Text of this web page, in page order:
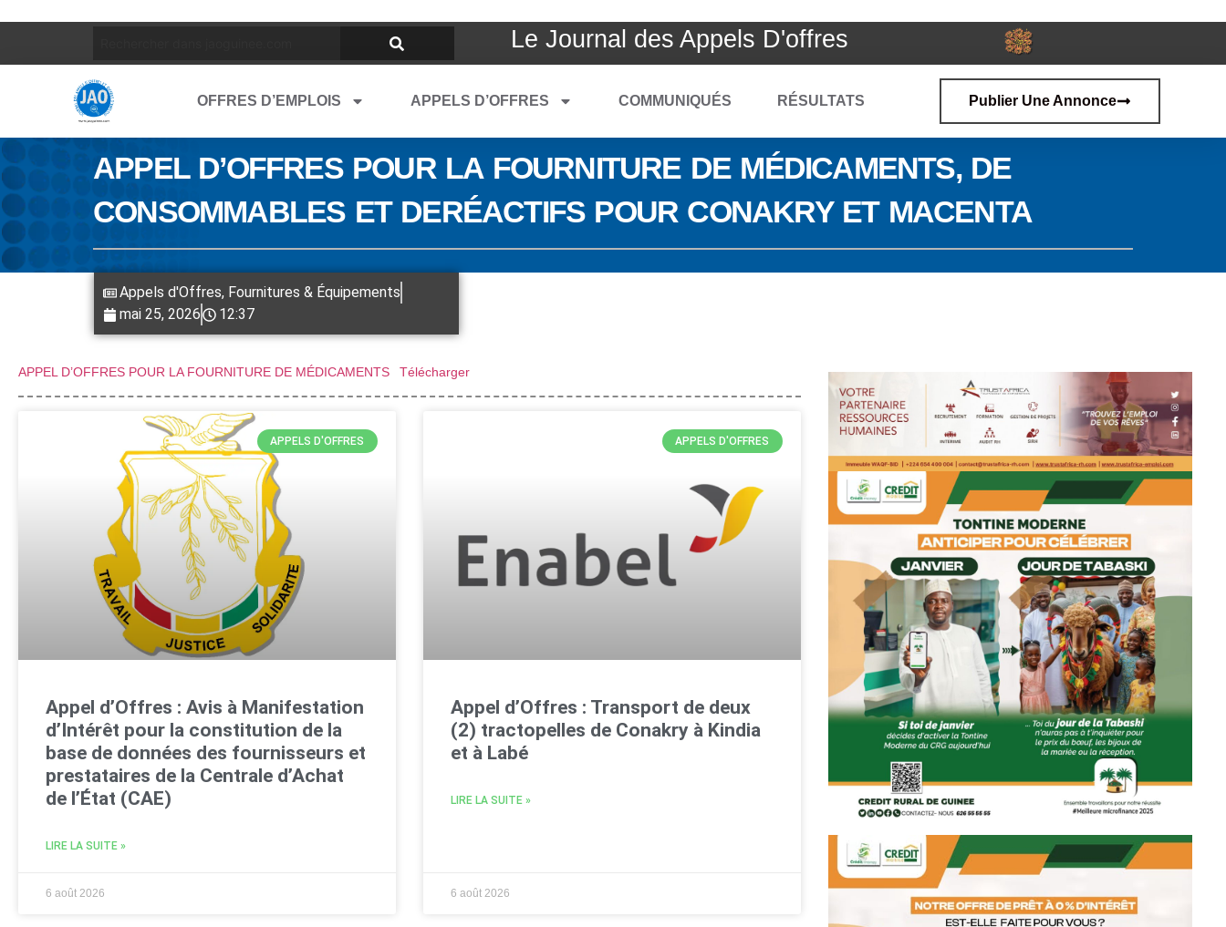
Le Journal des Appels D'offres
OFFRES D’EMPLOIS APPELS D’OFFRES COMMUNIQUÉS RÉSULTATS Publier Une Annonce
APPEL D’OFFRES POUR LA FOURNITURE DE MÉDICAMENTS, DE
CONSOMMABLES ET DERÉACTIFS POUR CONAKRY ET MACENTA
Appels d'Offres, Fournitures & Équipements
mai 25, 2026
12:37
APPEL D’OFFRES POUR LA FOURNITURE DE MÉDICAMENTS Télécharger
APPELS D'OFFRES
Appel d’Offres : Avis à Manifestation
d’Intérêt pour la constitution de la
base de données des fournisseurs et
prestataires de la Centrale d’Achat
de l’État (CAE)
LIRE LA SUITE »
6 août 2026
APPELS D'OFFRES
Appel d’Offres : Transport de deux
(2) tractopelles de Conakry à Kindia
et à Labé
LIRE LA SUITE »
6 août 2026